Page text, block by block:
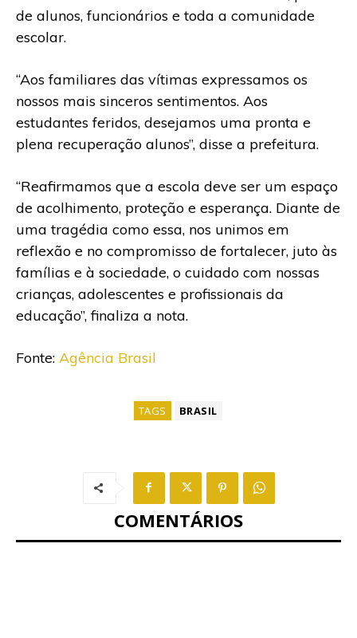
de alunos, funcionários e toda a comunidade
escolar.
“Aos familiares das vítimas expressamos os
nossos mais sinceros sentimentos. Aos
estudantes feridos, desejamos uma pronta e
plena recuperação alunos”, disse a prefeitura.
“Reafirmamos que a escola deve ser um espaço
de acolhimento, proteção e esperança. Diante de
uma tragédia como essa, nos unimos em
reflexão e no compromisso de fortalecer, juto às
famílias e à sociedade, o cuidado com nossas
crianças, adolescentes e profissionais da
educação”, finaliza a nota.
Fonte: Agência Brasil
TAGS BRASIL
COMENTÁRIOS